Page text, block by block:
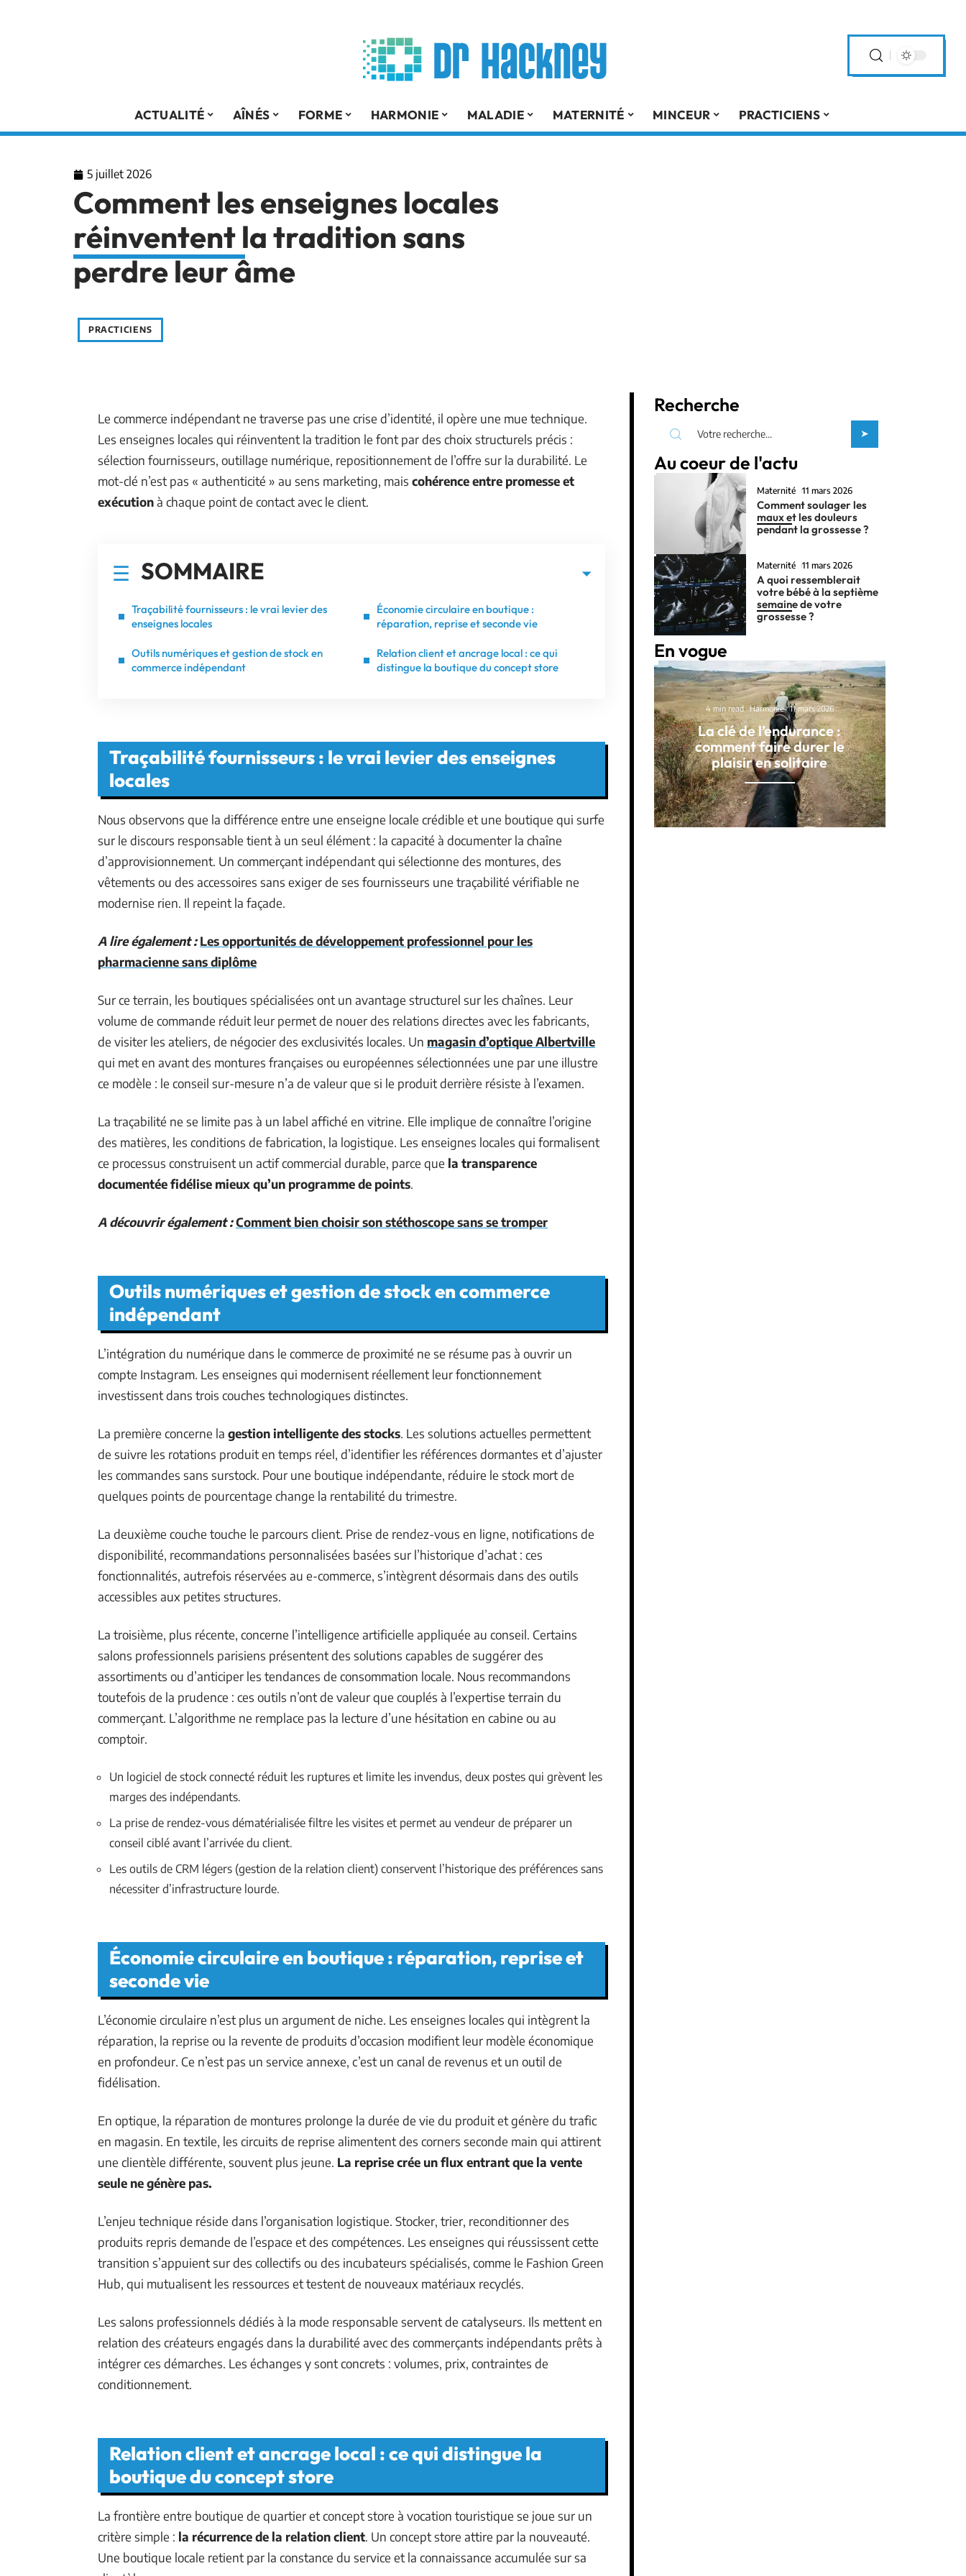
ACTUALITÉ AÎNÉS FORME HARMONIE MALADIE MATERNITÉ MINCEUR PRACTICIENS
5 juillet 2026
Comment les enseignes locales
réinventent la tradition sans
perdre leur âme
PRACTICIENS
Le commerce indépendant ne traverse pas une crise d’identité, il opère une mue technique.
Les enseignes locales qui réinventent la tradition le font par des choix structurels précis :
sélection fournisseurs, outillage numérique, repositionnement de l’offre sur la durabilité. Le
mot-clé n’est pas « authenticité » au sens marketing, mais cohérence entre promesse et
exécutionà chaque point de contact avec le client.
SOMMAIRE
Traçabilité fournisseurs : le vrai levier des
enseignes locales
Outils numériques et gestion de stock en
commerce indépendant
Économie circulaire en boutique :
réparation, reprise et seconde vie
Relation client et ancrage local : ce qui
distingue la boutique du concept store
Traçabilité fournisseurs : le vrai levier des enseignes
locales
Nous observons que la différence entre une enseigne locale crédible et une boutique qui surfe
sur le discours responsable tient à un seul élément : la capacité à documenter la chaîne
d’approvisionnement. Un commerçant indépendant qui sélectionne des montures, des
vêtements ou des accessoires sans exiger de ses fournisseurs une traçabilité vérifiable ne
modernise rien. Il repeint la façade.
A lire également : Les opportunités de développement professionnel pour les
pharmacienne sans diplôme
Sur ce terrain, les boutiques spécialisées ont un avantage structurel sur les chaînes. Leur
volume de commande réduit leur permet de nouer des relations directes avec les fabricants,
de visiter les ateliers, de négocier des exclusivités locales. Un magasin d’optique Albertville
qui met en avant des montures françaises ou européennes sélectionnées une par une illustre
ce modèle : le conseil sur-mesure n’a de valeur que si le produit derrière résiste à l’examen.
La traçabilité ne se limite pas à un label affiché en vitrine. Elle implique de connaître l’origine
des matières, les conditions de fabrication, la logistique. Les enseignes locales qui formalisent
ce processus construisent un actif commercial durable, parce que la transparence
documentée fidélise mieux qu’un programme de points.
A découvrir également :Comment bien choisir son stéthoscope sans se tromper
Outils numériques et gestion de stock en commerce
indépendant
L’intégration du numérique dans le commerce de proximité ne se résume pas à ouvrir un
compte Instagram. Les enseignes qui modernisent réellement leur fonctionnement
investissent dans trois couches technologiques distinctes.
La première concerne la gestion intelligente des stocks. Les solutions actuelles permettent
de suivre les rotations produit en temps réel, d’identifier les références dormantes et d’ajuster
les commandes sans surstock. Pour une boutique indépendante, réduire le stock mort de
quelques points de pourcentage change la rentabilité du trimestre.
La deuxième couche touche le parcours client. Prise de rendez-vous en ligne, notifications de
disponibilité, recommandations personnalisées basées sur l’historique d’achat : ces
fonctionnalités, autrefois réservées au e-commerce, s’intègrent désormais dans des outils
accessibles aux petites structures.
La troisième, plus récente, concerne l’intelligence artificielle appliquée au conseil. Certains
salons professionnels parisiens présentent des solutions capables de suggérer des
assortiments ou d’anticiper les tendances de consommation locale. Nous recommandons
toutefois de la prudence : ces outils n’ont de valeur que couplés à l’expertise terrain du
commerçant. L’algorithme ne remplace pas la lecture d’une hésitation en cabine ou au
comptoir.
Un logiciel de stock connecté réduit les ruptures et limite les invendus, deux postes qui grèvent les
marges des indépendants.
La prise de rendez-vous dématérialisée filtre les visites et permet au vendeur de préparer un
conseil ciblé avant l’arrivée du client.
Les outils de CRM légers (gestion de la relation client) conservent l’historique des préférences sans
nécessiter d’infrastructure lourde.
Économie circulaire en boutique : réparation, reprise et
seconde vie
L’économie circulaire n’est plus un argument de niche. Les enseignes locales qui intègrent la
réparation, la reprise ou la revente de produits d’occasion modifient leur modèle économique
en profondeur. Ce n’est pas un service annexe, c’est un canal de revenus et un outil de
fidélisation.
En optique, la réparation de montures prolonge la durée de vie du produit et génère du trafic
en magasin. En textile, les circuits de reprise alimentent des corners seconde main qui attirent
une clientèle différente, souvent plus jeune. La reprise crée un flux entrant que la vente
seule ne génère pas.
L’enjeu technique réside dans l’organisation logistique. Stocker, trier, reconditionner des
produits repris demande de l’espace et des compétences. Les enseignes qui réussissent cette
transition s’appuient sur des collectifs ou des incubateurs spécialisés, comme le Fashion Green
Hub, qui mutualisent les ressources et testent de nouveaux matériaux recyclés.
Les salons professionnels dédiés à la mode responsable servent de catalyseurs. Ils mettent en
relation des créateurs engagés dans la durabilité avec des commerçants indépendants prêts à
intégrer ces démarches. Les échanges y sont concrets : volumes, prix, contraintes de
conditionnement.
Relation client et ancrage local : ce qui distingue la
boutique du concept store
La frontière entre boutique de quartier et concept store à vocation touristique se joue sur un
critère simple : la récurrence de la relation client. Un concept store attire par la nouveauté.
Une boutique locale retient par la constance du service et la connaissance accumulée sur sa
Recherche
Au coeur de l'actu
Maternité 11 mars 2026
Comment soulager les
maux et les douleurs
pendant la grossesse ?
Maternité 11 mars 2026
A quoi ressemblerait
votre bébé à la septième
semaine de votre
grossesse ?
En vogue
4 min read Harmonie 11 mars 2026
La clé de l’endurance :
comment faire durer le
plaisir en solitaire